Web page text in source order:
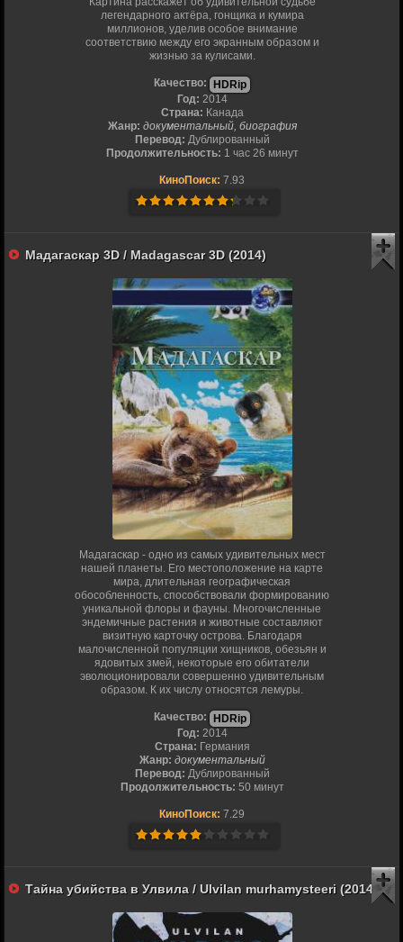
легендарного актёра, гонщика и кумира
миллионов, уделив особое внимание
соответствию между его экранным образом и
жизнью за кулисами.
Качество:
HDRip
Год: 2014
Страна: Канада
Жанр: документальный, биография
Перевод: Дублированный
Продолжительность: 1 час 26 минут
КиноПоиск: 7.93
Мадагаскар 3D / Madagascar 3D (2014)
Мадагаскар - одно из самых удивительных мест
нашей планеты. Его местоположение на карте
мира, длительная географическая
обособленность, способствовали формированию
уникальной флоры и фауны. Многочисленные
эндемичные растения и животные составляют
визитную карточку острова. Благодаря
малочисленной популяции хищников, обезьян и
ядовитых змей, некоторые его обитатели
эволюционировали совершенно удивительным
образом. К их числу относятся лемуры.
Качество:
HDRip
Год: 2014
Страна: Германия
Жанр: документальный
Перевод: Дублированный
Продолжительность: 50 минут
КиноПоиск: 7.29
Тайна убийства в Улвила / Ulvilan murhamysteeri (2014)